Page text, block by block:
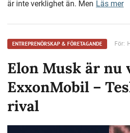
är inte verklighet än. Men Läs mer
ENTREPRENÖRSKAP & FÖRETAGANDE För:
Elon Musk är nu
ExxonMobil –
rival